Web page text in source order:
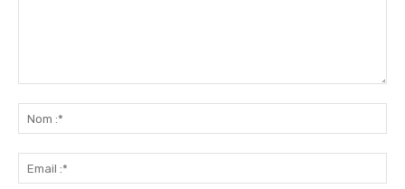
:*
:*